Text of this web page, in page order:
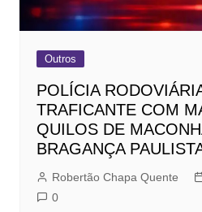
Outros
POLÍCIA
TRAFICANTE COM
QUILOS DE
BRAGANÇA
Robertão Chapa Quente
0